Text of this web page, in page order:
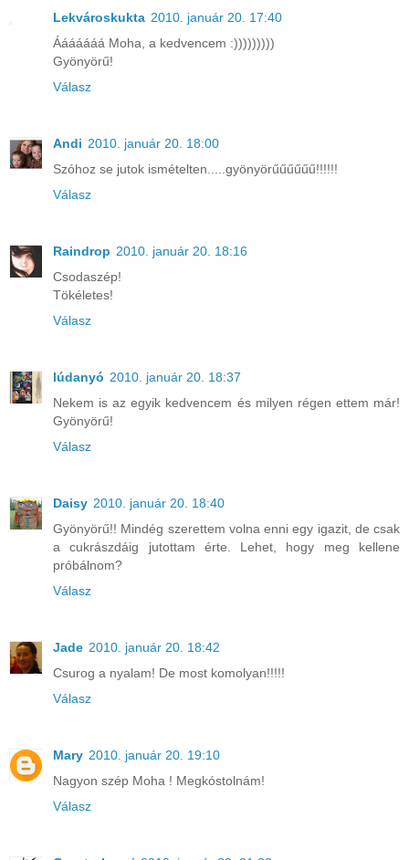
Lekvároskukta 2010. január 20. 17:40
Ááááááá Moha, a kedvencem :)))))))))
Gyönyörű!
Válasz
Andi 2010. január 20. 18:00
Szóhoz se jutok ismételten.....gyönyörűűűűűű!!!!!!
Válasz
Raindrop 2010. január 20. 18:16
Csodaszép!
Tökéletes!
Válasz
lúdanyó 2010. január 20. 18:37
Nekem is az egyik kedvencem és milyen régen ettem már!
Gyönyörű!
Válasz
Daisy 2010. január 20. 18:40
Gyönyörű!! Mindég szerettem volna enni egy igazit, de csak
a cukrászdáig jutottam érte. Lehet, hogy meg kellene
próbálnom?
Válasz
Jade 2010. január 20. 18:42
Csurog a nyalam! De most komolyan!!!!!
Válasz
Mary 2010. január 20. 19:10
Nagyon szép Moha ! Megkóstolnám!
Válasz